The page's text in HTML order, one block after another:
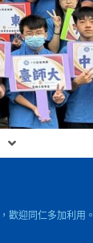
歡迎同仁多加利用。